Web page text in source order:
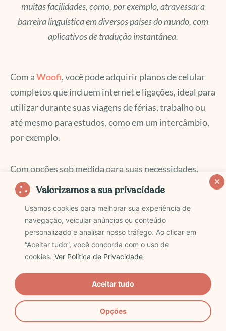
Valorizamos a sua privacidade
Usamos cookies para melhorar sua experiência de
navegação, veicular anúncios ou conteúdo
personalizado e analisar nosso tráfego. Ao clicar em
“Aceitar tudo”, você concorda com o uso de
cookies. Ver Política de Privacidade
Opções
Aceitar tudo
muitas facilidades, como, por exemplo, atravessar a
barreira linguística em diversos países do mundo, com
aplicativos de tradução instantânea.
Com aWoofi, você pode adquirir planos de celular
completos que incluem internet e ligações, ideal para
utilizar durante suas viagens de férias, trabalho ou
até mesmo para estudos, como em um intercâmbio,
por exemplo.
Com opções sob medida para suas necessidades,
você tem acesso a uma conexão de alta velocidade
em diversos destinos ao redor do mundo. Em caso de
fazer uma conexão em um país diferente do seu
destino, ou até mesmo uma viagem de Volta ao
Mundo, você tem a opção de internet e ligações
ilimitadas em todo o planeta.
Com acesso fácil à internet e ligações, você pode se
concentrar completamente em aproveitar o destino,
sem se preocupar com altas tarifas de roaming. A